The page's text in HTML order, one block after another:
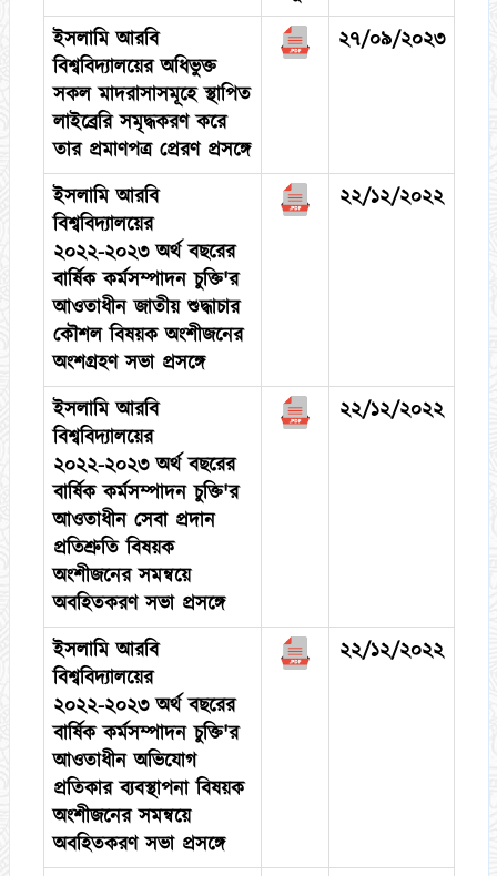
ইসলামি আরবি
বিশ্ববিদ্যালয়ের অধিভুক্ত
সকল মাদরাসাসমূহে স্থাপিত
লাইব্রেরি সমৃদ্ধকরণ করে
তার প্রমাণপত্র প্রেরণ প্রসঙ্গে
২৭/০৯/২০২৩
ইসলামি আরবি
বিশ্ববিদ্যালয়ের
২০২২-২০২৩ অর্থ বছরের
বার্ষিক কর্মসম্পাদন চুক্তি'র
আওতাধীন জাতীয় শুদ্ধাচার
কৌশল বিষয়ক অংশীজনের
অংশগ্রহণ সভা প্রসঙ্গে
২২/১২/২০২২
ইসলামি আরবি
বিশ্ববিদ্যালয়ের
২০২২-২০২৩ অর্থ বছরের
বার্ষিক কর্মসম্পাদন চুক্তি'র
আওতাধীন সেবা প্রদান
প্রতিশ্রুতি বিষয়ক
অংশীজনের সমন্বয়ে
অবহিতকরণ সভা প্রসঙ্গে
২২/১২/২০২২
ইসলামি আরবি
বিশ্ববিদ্যালয়ের
২০২২-২০২৩ অর্থ বছরের
বার্ষিক কর্মসম্পাদন চুক্তি'র
আওতাধীন অভিযোগ
প্রতিকার ব্যবস্থাপনা বিষয়ক
অংশীজনের সমন্বয়ে
অবহিতকরণ সভা প্রসঙ্গে
২২/১২/২০২২